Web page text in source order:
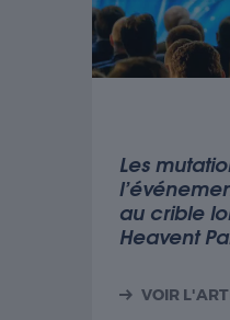
Les
au crible
Heavent
VOIR